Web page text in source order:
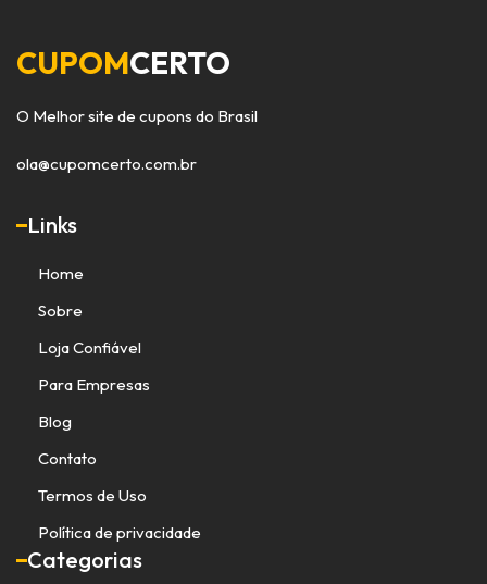
CUPOMCERTO
O Melhor site de cupons do Brasil
ola@cupomcerto.com.br
Links
Home
Sobre
Loja Confiável
Para Empresas
Blog
Contato
Termos de Uso
Política de privacidade
Categorias